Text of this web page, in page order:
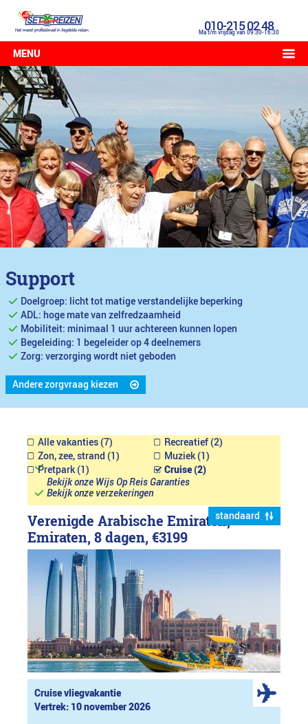
010-215 02 48
Ma t/m vrijdag van 09:30-16:30
MENU
Support
Doelgroep: licht tot matige verstandelijke beperking
ADL: hoge mate van zelfredzaamheid
Mobiliteit: minimaal 1 uur achtereen kunnen lopen
Begeleiding: 1 begeleider op 4 deelnemers
Zorg: verzorging wordt niet geboden
Andere zorgvraag kiezen
Alle vakanties (7)
Recreatief (2)
Zon, zee, strand (1)
Muziek (1)
Pretpark (1)
Cruise (2)
Bekijk onze Wijs Op Reis Garanties
Bekijk onze verzekeringen
standaard
Verenigde Arabische Emiraten,
Emiraten, 8 dagen, €3199
Cruise vliegvakantie
Vertrek: 10 november 2026